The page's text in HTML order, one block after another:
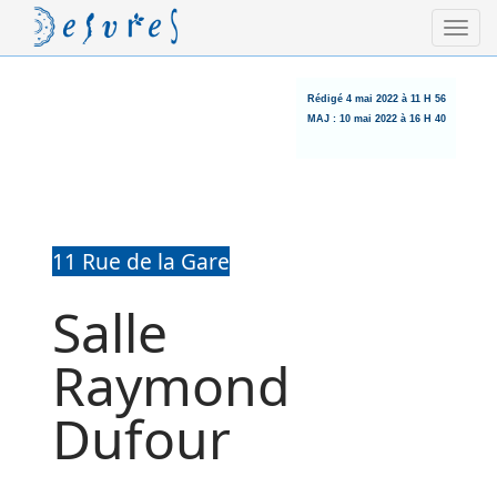
Rédigé 4 mai 2022 à 11 H 56
MAJ : 10 mai 2022 à 16 H 40
11 Rue de la Gare
Salle
Raymond
Dufour